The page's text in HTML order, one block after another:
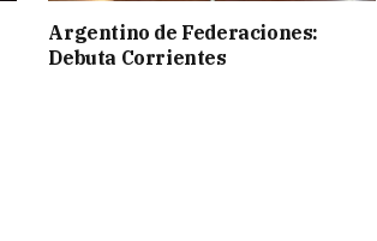
Argentino de Federaciones:
Debuta Corrientes